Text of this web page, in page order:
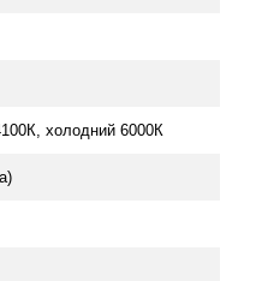
холодний 6000К